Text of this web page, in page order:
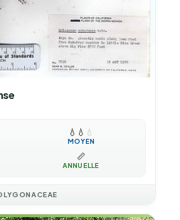
💧 💧 💧
MOYEN
📏
ANNUELLE